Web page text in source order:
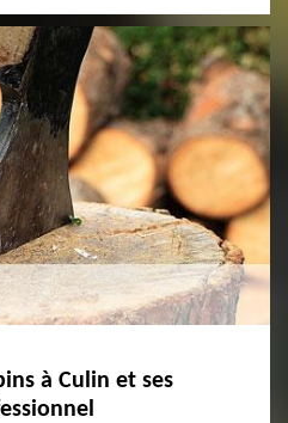
à Culin et ses